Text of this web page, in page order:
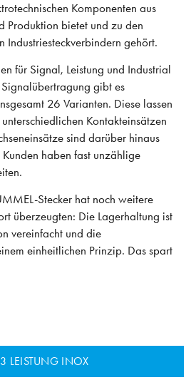
Komponenten aus
Produktion bietet und zu den
Industriesteckverbindern gehört.
für Signal, Leistung und Industrial
gibt es
26 Varianten. Diese lassen
Kontakteinsätzen
sind darüber hinaus
haben fast unzählige
Stecker hat noch weitere
überzeugten: Die Lagerhaltung ist
vereinfacht und die
einheitlichen Prinzip. Das spart
LEISTUNG INOX